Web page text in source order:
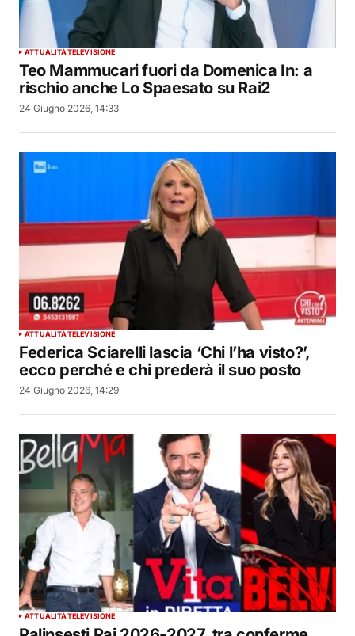
ATTUALITÀTELEVISIONE
Teo Mammucari fuori da Domenica In: a
rischio anche Lo Spaesato su Rai2
24 Giugno 2026, 14:33
ATTUALITÀTELEVISIONE
Federica Sciarelli lascia ‘Chi l’ha visto?’,
ecco perché e chi prederà il suo posto
24 Giugno 2026, 14:29
ATTUALITÀTELEVISIONE